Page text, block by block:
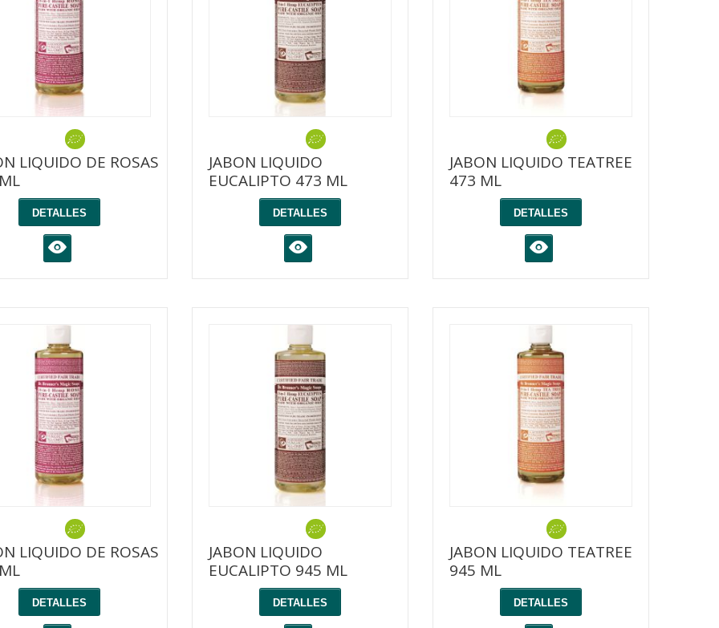
LIQUIDO DE ROSAS
DETALLES
K
JABON LIQUIDO
EUCALIPTO 473 ML
DETALLES
K
JABON LIQUIDO TEATREE
473 ML
DETALLES
K
LIQUIDO DE ROSAS
DETALLES
JABON LIQUIDO
EUCALIPTO 945 ML
DETALLES
JABON LIQUIDO TEATREE
945 ML
DETALLES